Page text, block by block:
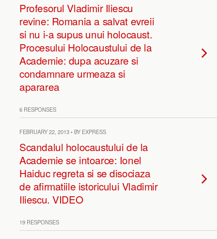
Profesorul Vladimir Iliescu
revine: Romania a salvat evreii
si nu i-a supus unui holocaust.
Procesului Holocaustului de la
Academie: dupa acuzare si
condamnare urmeaza si
apararea
6 RESPONSES
FEBRUARY 22, 2013 • BY EXPRESS
Scandalul holocaustului de la
Academie se intoarce: Ionel
Haiduc regreta si se disociaza
de afirmatiile istoricului Vladimir
Iliescu. VIDEO
19 RESPONSES